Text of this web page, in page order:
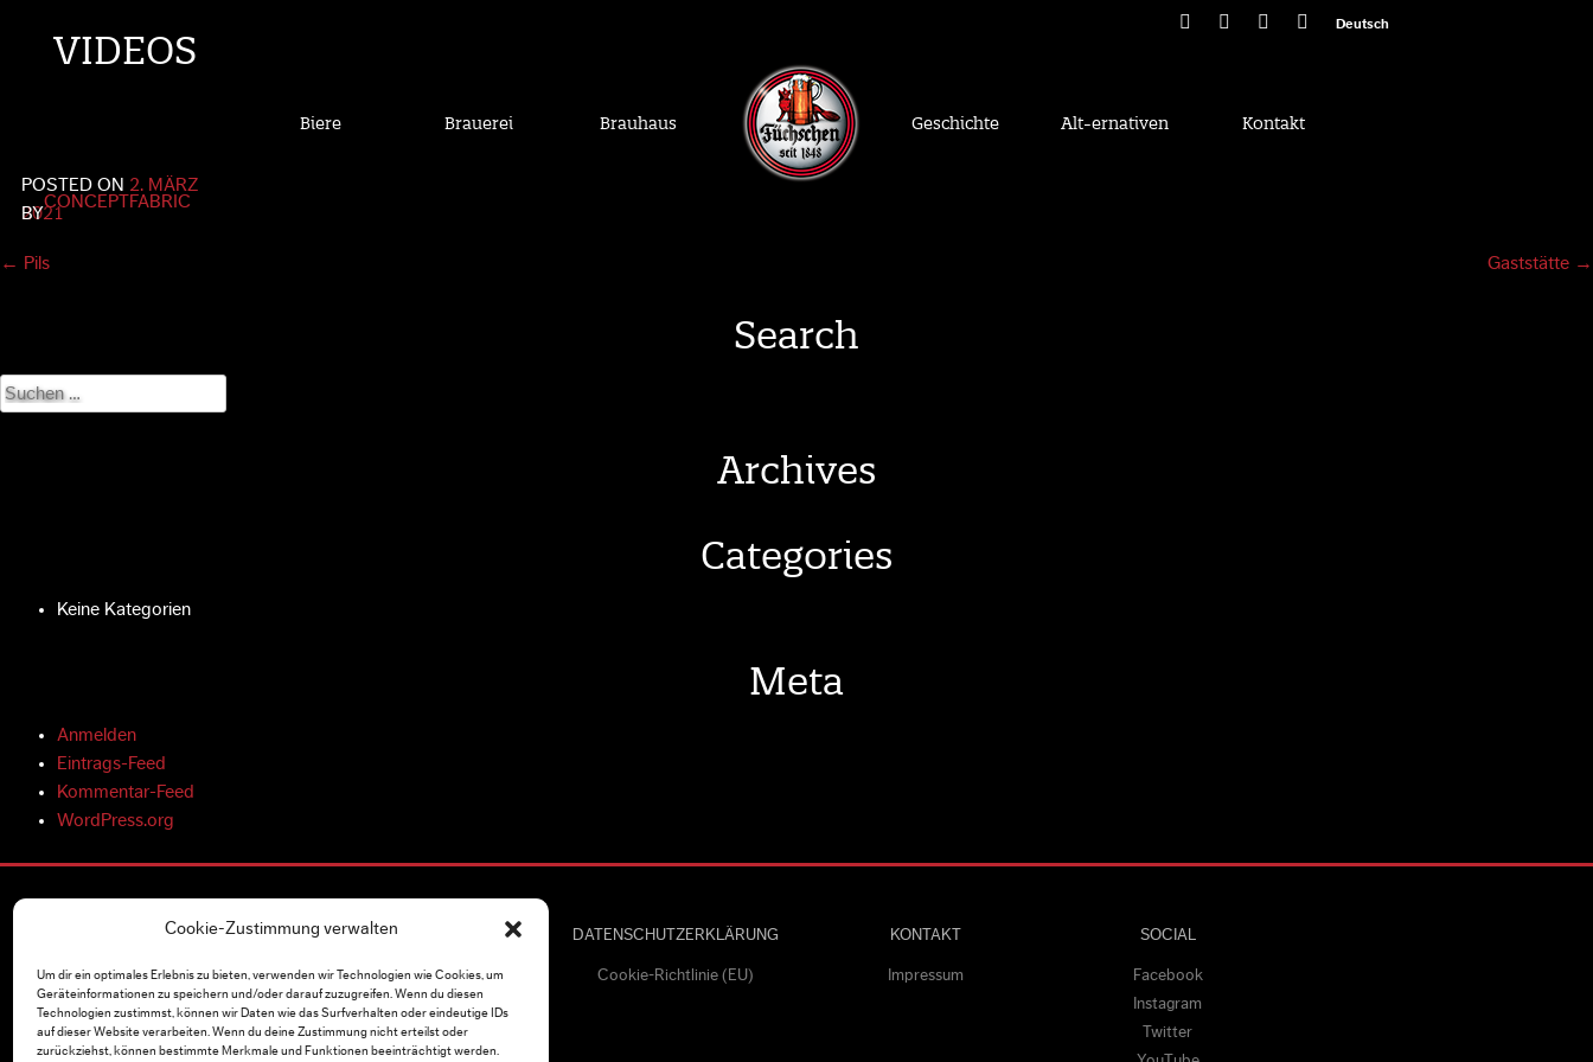
Cookie-Zustimmung verwalten
Um dir ein optimales Erlebnis zu bieten, verwenden wir Technologien wie Cookies, um
Geräteinformationen zu speichern und/oder darauf zuzugreifen. Wenn du diesen
Technologien zustimmst, können wir Daten wie das Surfverhalten oder eindeutige IDs
auf dieser Website verarbeiten. Wenn du deine Zustimmung nicht erteilst oder
zurückziehst, können bestimmte Merkmale und Funktionen beeinträchtigt werden.
Deutsch
Biere Brauerei Brauhaus Geschichte Alt-ernativen Kontakt
VIDEOS
POSTED ON 2. MÄRZ
2021
BY
CONCEPTFABRIC
Post
← Pils Gaststätte →
Search
Suchen
nach:
Archives
Categories
Keine Kategorien
Meta
Anmelden
Eintrags-Feed
Kommentar-Feed
WordPress.org
ÜBER UNS
Vertrieb
Unternehmen
Presse & Medien
DATENSCHUTZERKLÄRUNG
Cookie-Richtlinie (EU)
KONTAKT
Impressum
SOCIAL
Facebook
Instagram
Twitter